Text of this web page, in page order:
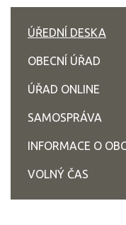
ÚŘEDNÍ DESKA
OBECNÍ ÚŘAD
ÚŘAD ONLINE
SAMOSPRÁVA
INFORMACE O
VOLNÝ ČAS